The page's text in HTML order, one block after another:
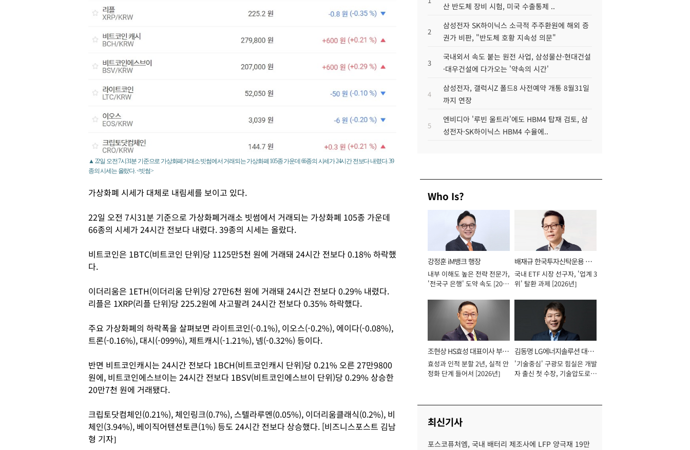
▲ 22일 오전 7시31분 기준으로 가상화폐거래소 빗썸에서 거래되는 가상화폐 105종 가운데 66종의 시세가 24시간 전보다 내렸다. 39
종의 시세는 올랐다. <빗썸>
가상화폐 시세가 대체로 내림세를 보이고 있다.
22일 오전 7시31분 기준으로 가상화폐거래소 빗썸에서 거래되는 가상화폐 105종 가운데
66종의 시세가 24시간 전보다 내렸다. 39종의 시세는 올랐다.
비트코인은 1BTC(비트코인 단위)당 1125만5천 원에 거래돼 24시간 전보다 0.18% 하락했
다.
이더리움은 1ETH(이더리움 단위)당 27만6천 원에 거래돼 24시간 전보다 0.29% 내렸다.
리플은 1XRP(리플 단위)당 225.2원에 사고팔려 24시간 전보다 0.35% 하락했다.
주요 가상화폐의 하락폭을 살펴보면 라이트코인(-0.1%), 이오스(-0.2%), 에이다(-0.08%),
트론(-0.16%), 대시(-099%), 제트캐시(-1.21%), 넴(-0.32%) 등이다.
반면 비트코인캐시는 24시간 전보다 1BCH(비트코인캐시 단위)당 0.21% 오른 27만9800
원에, 비트코인에스브이는 24시간 전보다 1BSV(비트코인에스브이 단위)당 0.29% 상승한
20만7천 원에 거래됐다.
크립토닷컴체인(0.21%), 체인링크(0.7%), 스텔라루멘(0.05%), 이더리움클래식(0.2%), 비
체인(3.94%), 베이직어텐션토큰(1%) 등도 24시간 전보다 상승했다. [비즈니스포스트 김남
형 기자]
산 반도체 장비 시험, 미국 수출통제 ..
2
삼성전자 SK하이닉스 소극적 주주환원에 해외 증
권가 비판, "반도체 호황 지속성 의문"
3
국내외서 속도 붙는 원전 사업, 삼성물산·현대건설
·대우건설에 다가오는 '약속의 시간'
4
삼성전자, 갤럭시Z 폴드8 사전예약 개통 8월31일
까지 연장
5
엔비디아 '루빈 울트라'에도 HBM4 탑재 검토, 삼
성전자·SK하이닉스 HBM4 수율에..
Who Is?
강정훈 iM뱅크 행장
내부 이해도 높은 전략 전문가,
'전국구 은행' 도약 속도 [2026
배재규 한국투자신탁운용 대
표이사 사장
국내 ETF 시장 선구자, '업계 3
위' 탈환 과제 [2026년]
조현상 HS효성 대표이사 부회
장
효성과 인적 분할 2년, 실적 안
정화 단계 들어서 [2026년]
김동명 LG에너지솔루션 대표
이사 사장
'기술중심' 구광모 힘실은 개발
자 출신 첫 수장, 기술압도로
최신기사
포스코퓨처엠, 국내 배터리 제조사에 LFP 양극재 19만